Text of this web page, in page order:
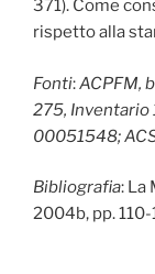
371). Come
rispetto alla
Fonti:ACPFM,
275, Inventario
00051548;
Bibliografia: La
2004b, pp. 110-